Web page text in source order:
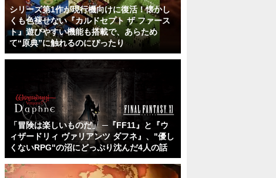
シリーズ第1作が現行機向けに復活！懐かし
くも色褪せない『カルドセプト ザ ファース
ト』遊びやすい機能も搭載で、あらため
て“原典”に触れるのにぴったり
「冒険は楽しいものだ」 ─『FF11』と『ウ
ィザードリィ ヴァリアンツ ダフネ』、"優し
くないRPG"の沼にどっぷり沈んだ4人の話